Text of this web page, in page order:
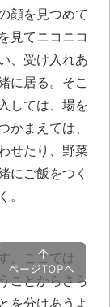
顔を見つめて
見てニコニコ
、受け入れあ
に居る。そこ
しては、場を
かまえては、
せたり、野菜
にご飯をつく
。
。ここでは、
ことからさら
を分けあうよ